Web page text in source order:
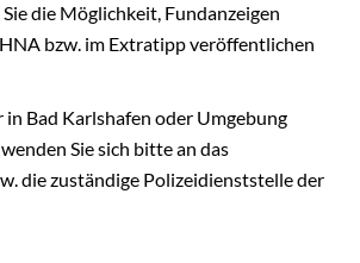
die Möglichkeit, Fundanzeigen
bzw. im Extratipp veröffentlichen
in Bad Karlshafen oder Umgebung
Sie sich bitte an das
die zuständige Polizeidienststelle der